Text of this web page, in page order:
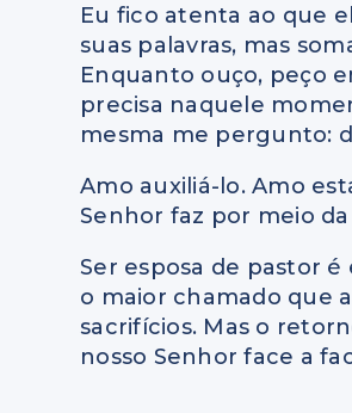
Eu fico atenta ao que
suas palavras, mas
Enquanto ouço, peço
precisa naquele
mesma me pergunto:
Amo auxiliá-lo. Amo
Senhor faz por meio
Ser esposa de pastor
o maior chamado que
sacrifícios. Mas o
nosso Senhor face a